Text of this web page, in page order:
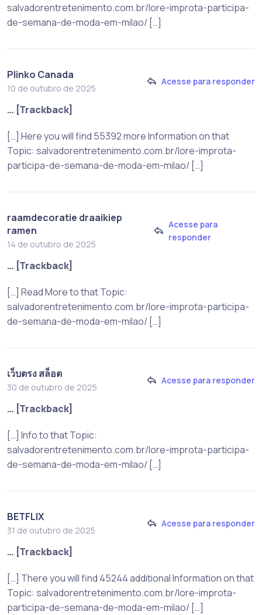
salvadorentretenimento.com.br/lore-improta-participa-
de-semana-de-moda-em-milao/ […]
Plinko Canada
10 de outubro de 2025
Acesse para responder
… [Trackback]
[…] Here you will find 55392 more Information on that
Topic: salvadorentretenimento.com.br/lore-improta-
participa-de-semana-de-moda-em-milao/ […]
raamdecoratie draaikiep
ramen
14 de outubro de 2025
Acesse para
responder
… [Trackback]
[…] Read More to that Topic:
salvadorentretenimento.com.br/lore-improta-participa-
de-semana-de-moda-em-milao/ […]
เว็บตรง สล็อต
30 de outubro de 2025
Acesse para responder
… [Trackback]
[…] Info to that Topic:
salvadorentretenimento.com.br/lore-improta-participa-
de-semana-de-moda-em-milao/ […]
BETFLIX
31 de outubro de 2025
Acesse para responder
… [Trackback]
[…] There you will find 45244 additional Information on that
Topic: salvadorentretenimento.com.br/lore-improta-
participa-de-semana-de-moda-em-milao/ […]